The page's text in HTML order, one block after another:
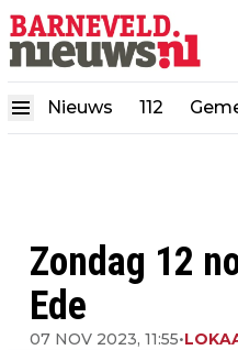
Nieuws 112
Zondag 12
Ede
07 NOV 2023, 11:55•